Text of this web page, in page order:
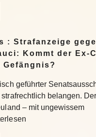
: Strafanzeige
Kommt der Ex-
Gefängnis?
geführter
belangen.
– mit ungewissem